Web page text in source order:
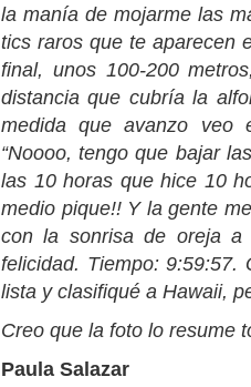
la manía de mojarme las
tics raros que te aparecen
final, unos 100-200
distancia que cubría la
medida que avanzo veo
“Noooo, tengo que bajar
las 10 horas que hice 10
medio pique!! Y la gente
con la sonrisa de oreja a
felicidad. Tiempo: 9:59:57.
lista y clasifiqué a Hawaii,
Creo que la foto lo resume
Paula Salazar